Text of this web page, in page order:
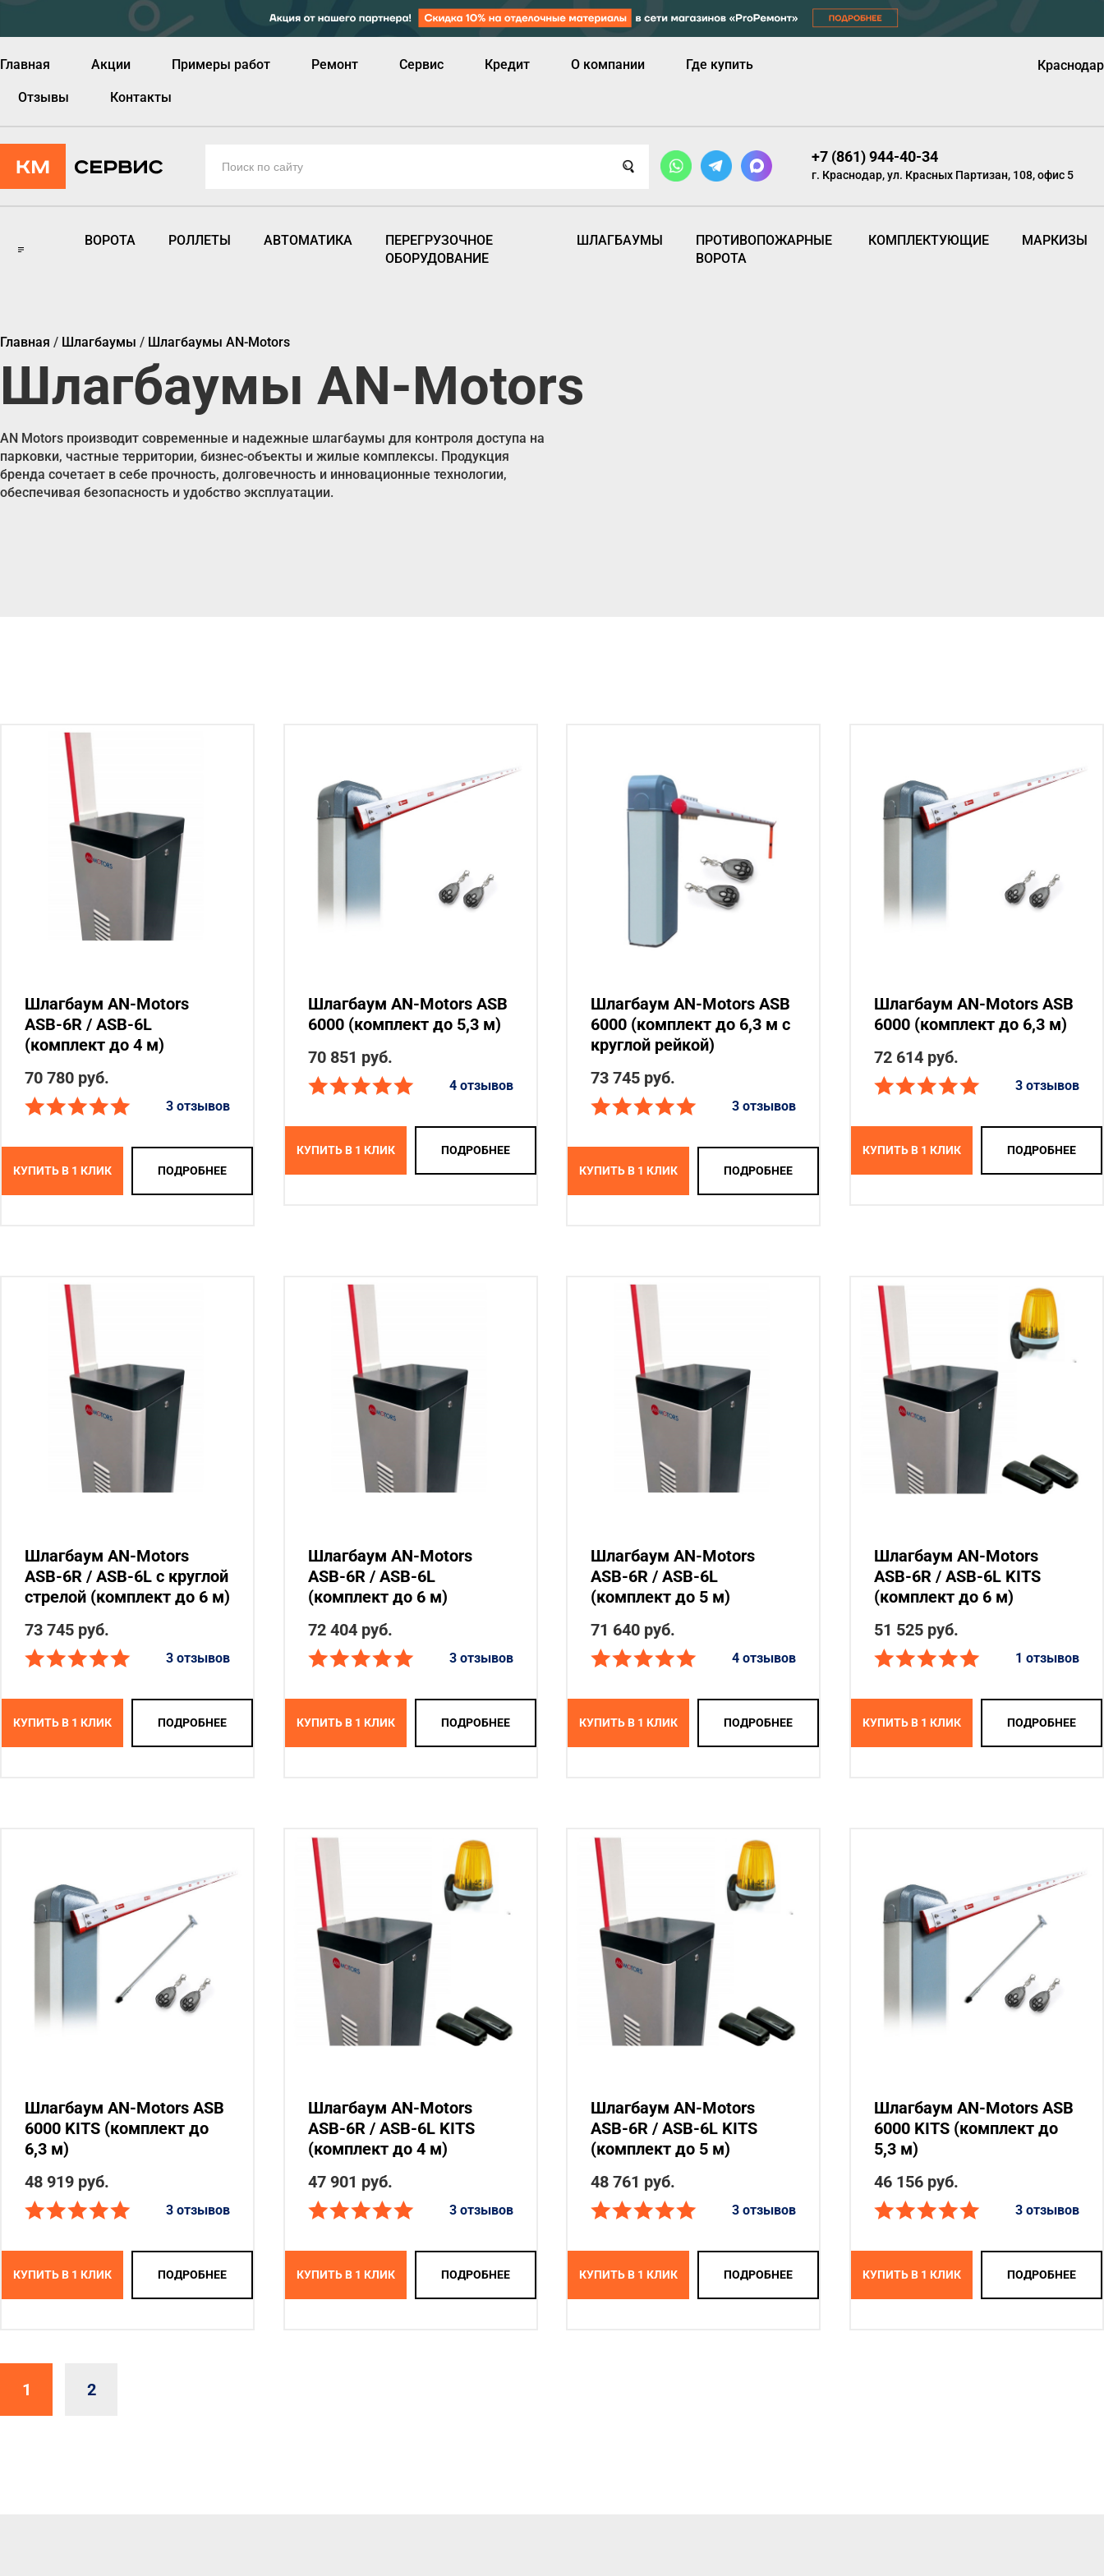
Главная Акции Примеры работ Ремонт Сервис Кредит О компании Где купить
Отзывы Контакты
Краснодар
+7 (861) 944-40-34
г. Краснодар, ул. Красных Партизан, 108, офис 5
ВОРОТА РОЛЛЕТЫ АВТОМАТИКА
ПЕРЕГРУЗОЧНОЕ
ОБОРУДОВАНИЕ
ШЛАГБАУМЫ
ПРОТИВОПОЖАРНЫЕ
ВОРОТА
КОМПЛЕКТУЮЩИЕ МАРКИЗЫ
Главная / Шлагбаумы / Шлагбаумы AN-Motors
Шлагбаумы AN-Motors
AN Motors производит современные и надежные шлагбаумы для контроля доступа на
парковки, частные территории, бизнес-объекты и жилые комплексы. Продукция
бренда сочетает в себе прочность, долговечность и инновационные технологии,
обеспечивая безопасность и удобство эксплуатации.
Шлагбаум AN-Motors
ASB-6R / ASB-6L
(комплект до 4 м)
70 780 руб.
3 отзывов
КУПИТЬ В 1 КЛИК ПОДРОБНЕЕ
Шлагбаум AN-Motors ASB
6000 (комплект до 5,3 м)
70 851 руб.
4 отзывов
КУПИТЬ В 1 КЛИК ПОДРОБНЕЕ
Шлагбаум AN-Motors ASB
6000 (комплект до 6,3 м с
круглой рейкой)
73 745 руб.
3 отзывов
КУПИТЬ В 1 КЛИК ПОДРОБНЕЕ
Шлагбаум AN-Motors ASB
6000 (комплект до 6,3 м)
72 614 руб.
3 отзывов
КУПИТЬ В 1 КЛИК ПОДРОБНЕЕ
Шлагбаум AN-Motors
ASB-6R / ASB-6L с круглой
стрелой (комплект до 6 м)
73 745 руб.
3 отзывов
КУПИТЬ В 1 КЛИК ПОДРОБНЕЕ
Шлагбаум AN-Motors
ASB-6R / ASB-6L
(комплект до 6 м)
72 404 руб.
3 отзывов
КУПИТЬ В 1 КЛИК ПОДРОБНЕЕ
Шлагбаум AN-Motors
ASB-6R / ASB-6L
(комплект до 5 м)
71 640 руб.
4 отзывов
КУПИТЬ В 1 КЛИК ПОДРОБНЕЕ
Шлагбаум AN-Motors
ASB-6R / ASB-6L KITS
(комплект до 6 м)
51 525 руб.
1 отзывов
КУПИТЬ В 1 КЛИК ПОДРОБНЕЕ
Шлагбаум AN-Motors ASB
6000 KITS (комплект до
6,3 м)
48 919 руб.
3 отзывов
КУПИТЬ В 1 КЛИК ПОДРОБНЕЕ
Шлагбаум AN-Motors
ASB-6R / ASB-6L KITS
(комплект до 4 м)
47 901 руб.
3 отзывов
КУПИТЬ В 1 КЛИК ПОДРОБНЕЕ
Шлагбаум AN-Motors
ASB-6R / ASB-6L KITS
(комплект до 5 м)
48 761 руб.
3 отзывов
КУПИТЬ В 1 КЛИК ПОДРОБНЕЕ
Шлагбаум AN-Motors ASB
6000 KITS (комплект до
5,3 м)
46 156 руб.
3 отзывов
КУПИТЬ В 1 КЛИК ПОДРОБНЕЕ
1 2